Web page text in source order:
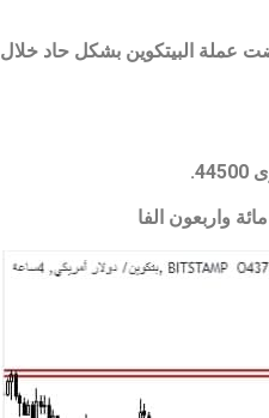
عملة البيتكوين بشكل حاد خلال